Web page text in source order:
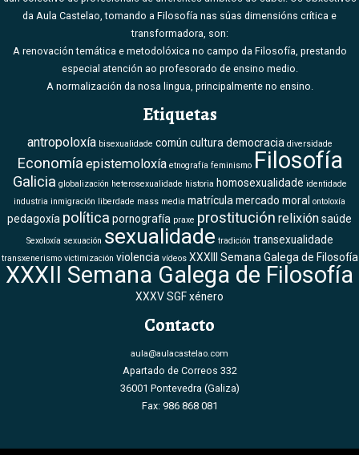
da Aula Castelao, tomando a Filosofía nas súas dimensións crítica e
transformadora, son:
A renovación temática e metodolóxica no campo da Filosofía, prestando
especial atención ao profesorado de ensino medio.
A normalización da nosa lingua, principalmente no ensino.
Etiquetas
antropoloxía bisexualidade común cultura democracia diversidade
Economía epistemoloxía etnografía feminismo Filosofía
Galicia globalización heterosexualidade historia homosexualidade identidade
industria inmigración liberdade mass media matrícula mercado moral ontoloxía
pedagoxía política pornografía praxe prostitución relixiónsaúde
Sexoloxía sexuación sexualidade tradición transexualidade
transxenerismo victimización violencia vídeos XXXIII Semana Galega de Filosofía
XXXII Semana Galega de Filosofía
XXXV SGFxénero
Contacto
aula@aulacastelao.com
Apartado de Correos 332
36001 Pontevedra (Galiza)
Fax: 986 868 081